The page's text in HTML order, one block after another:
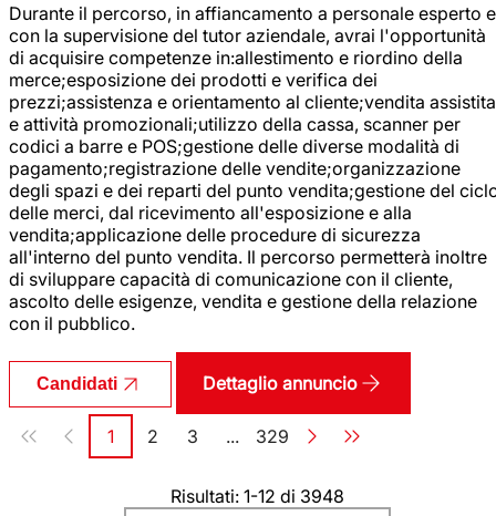
Durante il percorso, in affiancamento a personale esperto e
con la supervisione del tutor aziendale, avrai l'opportunità
di acquisire competenze in:allestimento e riordino della
merce;esposizione dei prodotti e verifica dei
prezzi;assistenza e orientamento al cliente;vendita assistita
e attività promozionali;utilizzo della cassa, scanner per
codici a barre e POS;gestione delle diverse modalità di
pagamento;registrazione delle vendite;organizzazione
degli spazi e dei reparti del punto vendita;gestione del
delle merci, dal ricevimento all'esposizione e alla
vendita;applicazione delle procedure di sicurezza
all'interno del punto vendita. Il percorso permetterà inoltre
di sviluppare capacità di comunicazione con il cliente,
ascolto delle esigenze, vendita e gestione della relazione
con il pubblico.
Candidati Dettaglio annuncio
Paginazione
Pagina
1 Pagina
2 Pagina
3 ... Pagina
329
Risultati: 1-12 di 3948